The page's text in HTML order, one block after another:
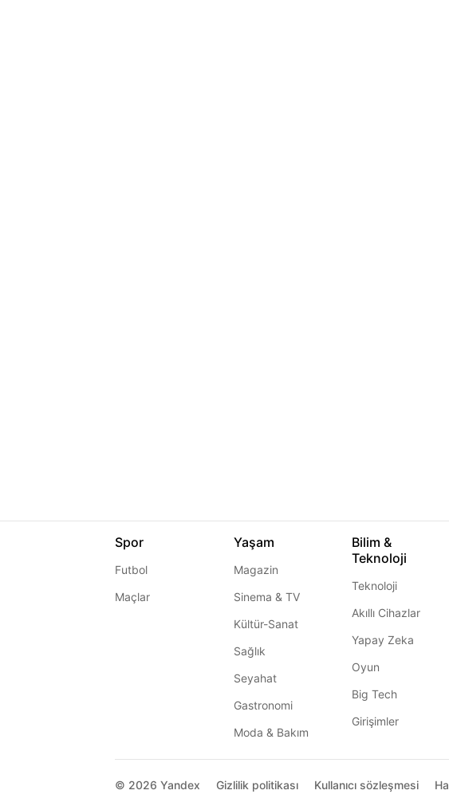
Spor
Futbol
Maçlar
Yaşam
Magazin
Sinema & TV
Kültür-Sanat
Sağlık
Seyahat
Gastronomi
Moda & Bakım
Bilim &
Teknoloji
Teknoloji
Akıllı Cihazlar
Yapay Zeka
Oyun
Big Tech
Girişimler
© 2026 Yandex Gizlilik politikası Kullanıcı sözleşmesi